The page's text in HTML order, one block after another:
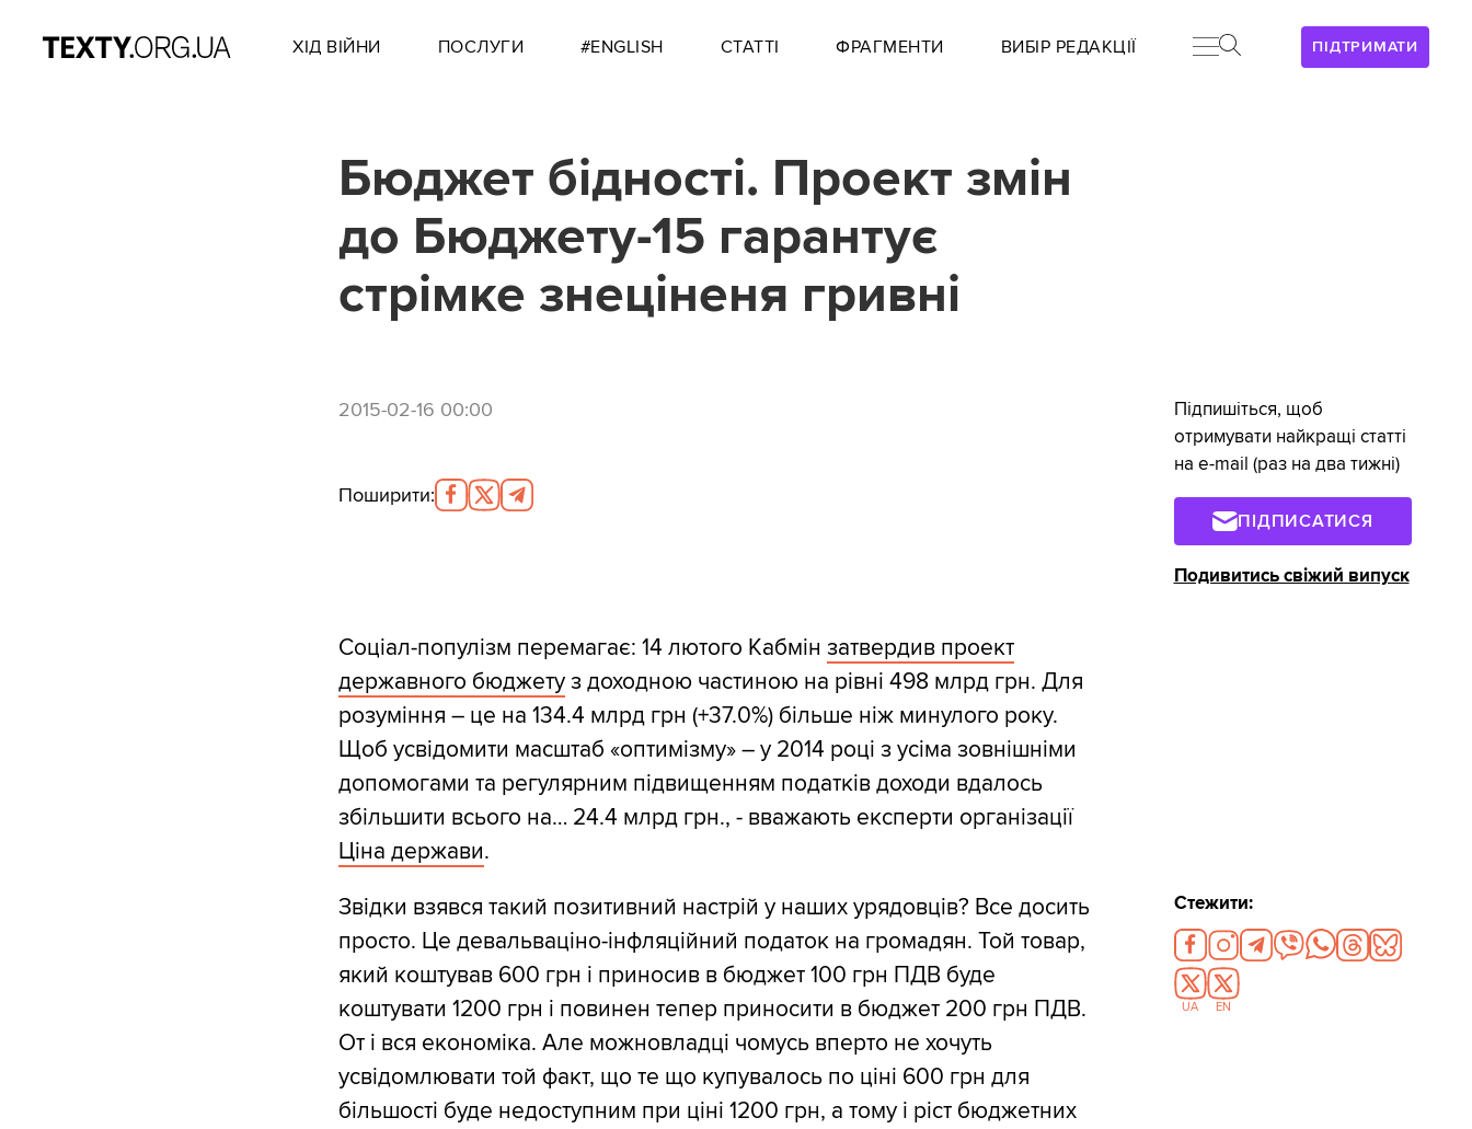
ПІДТРИМАТИ
ХІД ВІЙНИ ПОСЛУГИ #ENGLISH СТАТТІ ФРАГМЕНТИ ВИБІР РЕДАКЦІЇ
Бюджет бідності. Проект змін
до Бюджету-15 гарантує
стрімке знеціненя гривні
2015-02-16 00:00
Поширити:
Соціал-популізм перемагає: 14 лютого Кабмін затвердив проект
державного бюджетуз доходною частиною на рівні 498 млрд грн. Для
розуміння – це на 134.4 млрд грн (+37.0%) більше ніж минулого року.
Щоб усвідомити масштаб «оптимізму» – у 2014 році з усіма зовнішніми
допомогами та регулярним підвищенням податків доходи вдалось
збільшити всього на… 24.4 млрд грн., - вважають експерти організації
Ціна держави.
Звідки взявся такий позитивний настрій у наших урядовців? Все досить
просто. Це девальваціно-інфляційний податок на громадян. Той товар,
який коштував 600 грн і приносив в бюджет 100 грн ПДВ буде
коштувати 1200 грн і повинен тепер приносити в бюджет 200 грн ПДВ.
От і вся економіка. Але можновладці чомусь вперто не хочуть
усвідомлювати той факт, що те що купувалось по ціні 600 грн для
більшості буде недоступним при ціні 1200 грн, а тому і ріст бюджетних
Підпишіться, щоб
отримувати найкращі статті
на e-mail (раз на два тижні)
ПІДПИСАТИСЯ
Подивитись свіжий випуск
Стежити:
UA EN